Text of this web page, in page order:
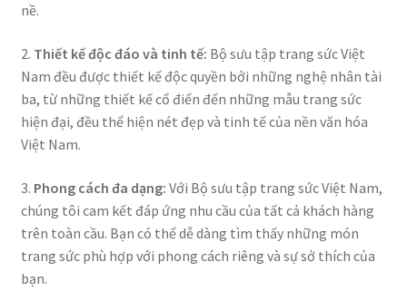
nề.
2. Thiết kế độc đáo và tinh tế: Bộ sưu tập trang sức Việt
Nam đều được thiết kế độc quyền bởi những nghệ nhân tài
ba, từ những thiết kế cổ điển đến những mẫu trang sức
hiện đại, đều thể hiện nét đẹp và tinh tế của nền văn hóa
Việt Nam.
3. Phong cách đa dạng: Với Bộ sưu tập trang sức Việt Nam,
chúng tôi cam kết đáp ứng nhu cầu của tất cả khách hàng
trên toàn cầu. Bạn có thể dễ dàng tìm thấy những món
trang sức phù hợp với phong cách riêng và sự sở thích của
bạn.